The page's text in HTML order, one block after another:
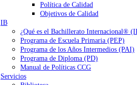
Política de Calidad
Objetivos de Calidad
IB
¿Qué es el Bachillerato Internacional®
Programa de Escuela Primaria (PEP)
Programa de los Años Intermedios (PAI)
Programa de Diploma (PD)
Manual de Políticas CCG
Servicios